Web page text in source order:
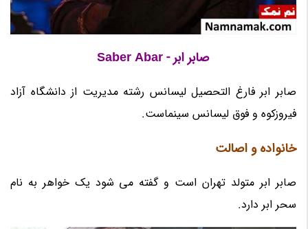
صابر ابر - Saber Abar
صابر ابر فارغ التحصیل لیسانس رشته مدیریت از دانشگاه آزاد
فیروزکوه و فوق لیسانس سینماست.
خانواده و اصالت
صابر ابر متولد تهران است و گفته می شود یک خواهر به نام
سحر ابر دارد.